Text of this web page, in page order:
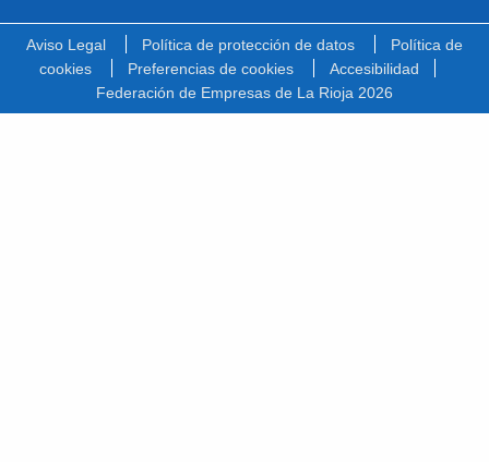
Aviso Legal Política de protección de datos
Política de
cookies
Preferencias de cookies
Accesibilidad
Federación de Empresas de La Rioja 2026